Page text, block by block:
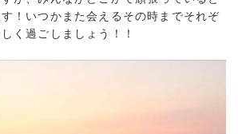
！いつかまた会えるその時までそれぞ
く過ごしましょう！！